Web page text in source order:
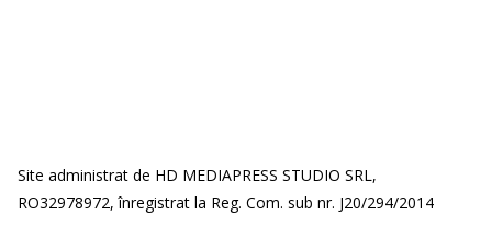
Site administrat de HD MEDIAPRESS STUDIO SRL,
RO32978972, înregistrat la Reg. Com. sub nr. J20/294/2014